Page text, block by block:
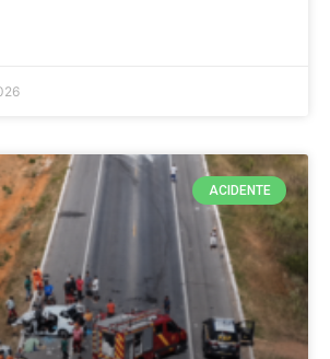
ACIDENTE